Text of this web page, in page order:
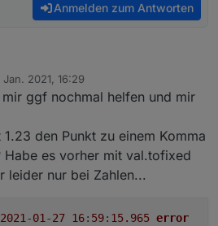
Anmelden zum Antworten
Jan. 2021, 16:29
mir ggf nochmal helfen und mir
den Punkt zu einem Komma
es vorher mit val.tofixed
leider nur bei Zahlen...
2021-01-27 16: 59: 15.965 error